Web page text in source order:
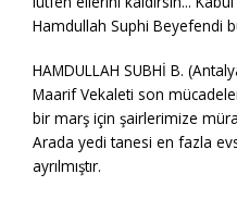
Hamdullah Suphi Beyefendi
HAMDULLAH SUBHİ B.
Maarif Vekaleti son
bir marş için şairlerimize
Arada yedi tanesi en fazla
ayrılmıştır.